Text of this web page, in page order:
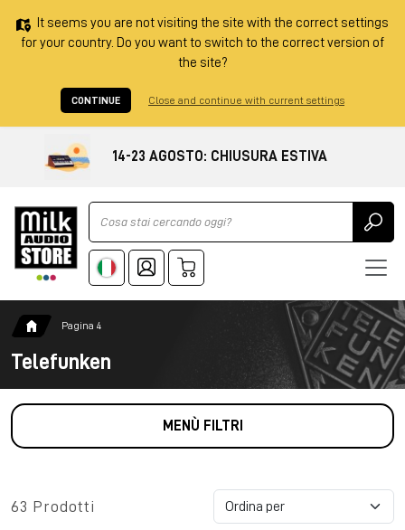
It seems you are not visiting the site with the correct settings
for your country. Do you want to switch to the correct version of
the site?
CONTINUE Close and continue with current settings
14-23 AGOSTO: CHIUSURA ESTIVA
Ricerca
Pagina 4
Telefunken
MENÙ FILTRI
63 Prodotti